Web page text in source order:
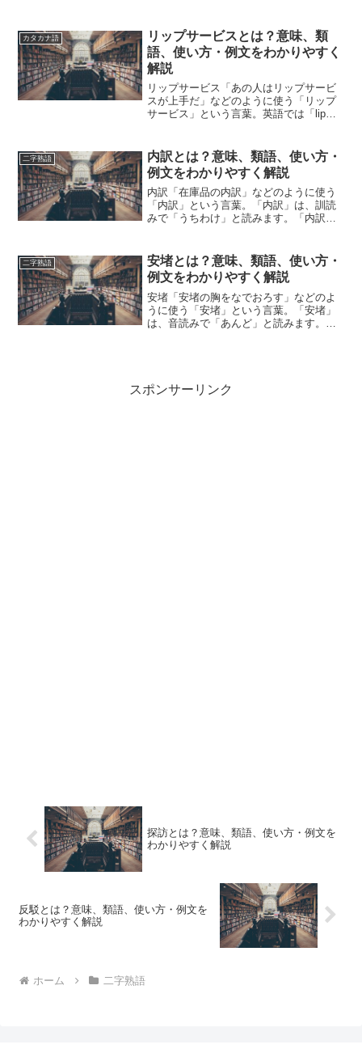
覧」の意味や使い方や類語について、小
説などの用例を紹介して、わ...
カタカナ語
リップサービスとは？意味、類
語、使い方・例文をわかりやすく
解説
リップサービス「あの人はリップサービ
スが上手だ」などのように使う「リップ
サービス」という言葉。英語では「lip
うか？この記事では「リップサービス」
の意味や使い...
二字熟語
内訳とは？意味、類語、使い方・
例文をわかりやすく解説
内訳「在庫品の内訳」などのように使う
「内訳」という言葉。「内訳」は、訓読
みで「うちわけ」と読みます。「内訳」
方や類語について、小説などの用例を紹
介しながら、わかりやすく解...
二字熟語
安堵とは？意味、類語、使い方・
例文をわかりやすく解説
安堵「安堵の胸をなでおろす」などのよ
うに使う「安堵」という言葉。「安堵」
は、音読みで「あんど」と読みます。
スポンサーリンク
探訪とは？意味、類語、使い方・例文を
わかりやすく解説
反駁とは？意味、類語、使い方・例文を
わかりやすく解説
ホーム 二字熟語